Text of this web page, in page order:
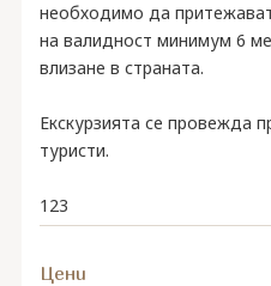
необходимо да
на валидност минимум 6
влизане в страната.
Екскурзията се провежда
туристи.
123
Цени